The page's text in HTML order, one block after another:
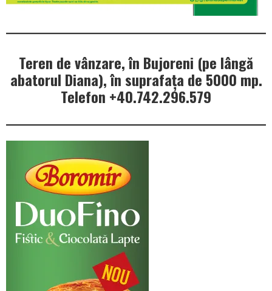
Teren de vânzare, în Bujoreni (pe lângă
abatorul Diana), în suprafața de 5000 mp.
Telefon +40.742.296.579